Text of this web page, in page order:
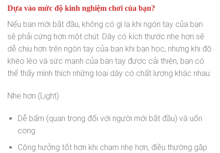
Dựa vào mức độ kinh nghiệm chơi của bạn?
Nếu bạn mới bắt đầu, không có gì lạ khi ngón tay của bạn
sẽ phải cứng hơn một chút. Dây có kích thước nhẹ hơn sẽ
dễ chịu hơn trên ngón tay của bạn khi bạn học, nhưng khi độ
khéo léo và sức mạnh của bàn tay được cải thiện, bạn có
thể thấy mình thích những loại dây có chất lượng khác nhau.
Nhẹ hơn (Light)
Dễ bấm (quan trọng đối với người mới bắt đầu) và uốn
cong
Cộng hưởng tốt hơn khi chạm nhẹ hơn, điều thường gặp